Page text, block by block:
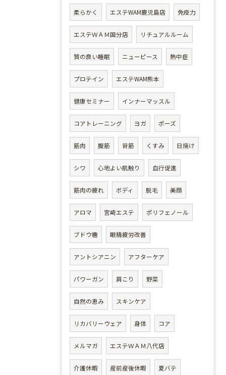
柔らかく エステWAM鹿児島店 免疫力
エステＷＡＭ国分店 リチュアルルーム
質の良い睡眠 ニューピース 熱中症
プロテイン エステWAM熊本
健康セミナー インナーマッスル
コアトレーニング ヨガ ポーズ
筋肉 腹筋 背筋 くすみ 日焼け
シワ 心地よい肌触り 血行促進
筋肉の疲れ ボディ 脱毛 美顔
アロマ 宮崎エステ ポリフェノール
ブドウ糖 眼精疲労改善
アントシアニン アフターケア
パワーガン 肩こり 野菜
自然の恵み スキンケア
リカバリーウェア 身体 コア
メルマガ エステＷＡＭ八代店
介護休暇 産前産後休暇 夏バテ